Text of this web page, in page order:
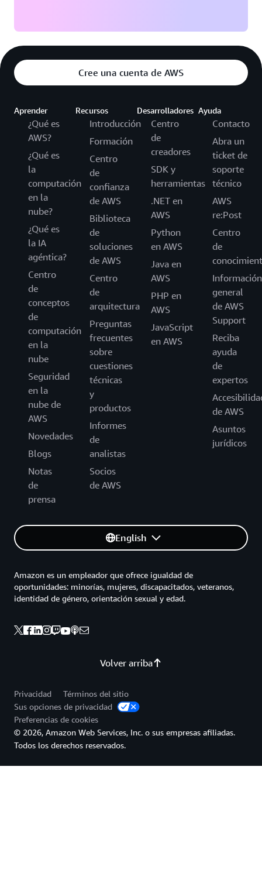
Cree una cuenta de AWS
Aprender
¿Qué es
AWS?
¿Qué es
la
computación
en la
nube?
¿Qué es
la IA
agéntica?
Centro
de
conceptos
de
computación
en la
nube
Seguridad
en la
nube de
AWS
Novedades
Blogs
Notas
de
prensa
Recursos
Introducción
Formación
Centro
de
confianza
de AWS
Biblioteca
de
soluciones
de AWS
Centro
de
arquitectura
Preguntas
frecuentes
sobre
cuestiones
técnicas
y
productos
Informes
de
analistas
Socios
de AWS
Desarrolladores
Centro
de
creadores
SDK y
herramientas
.NET en
AWS
Python
en AWS
Java en
AWS
PHP en
AWS
JavaScript
en AWS
Ayuda
Contacto
Abra un
ticket de
soporte
técnico
AWS
re:Post
Centro
de
Información
general
de AWS
Support
Reciba
ayuda
de
expertos
de AWS
Asuntos
jurídicos
English
Volver arriba
Amazon es un empleador que ofrece igualdad de
oportunidades: minorías, mujeres, discapacitados, veteranos,
identidad de género, orientación sexual y edad.
Privacidad
Términos del sitio
Sus opciones de privacidad
Preferencias de cookies
© 2026, Amazon Web Services, Inc. o sus empresas afiliadas.
Todos los derechos reservados.